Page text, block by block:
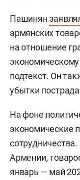
Пашинян
армянских
на отношение
подтекст. Он
убытки
На фоне
экономические
Армении,
январь — май